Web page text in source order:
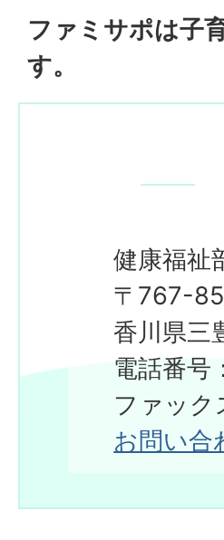
ファミサポは子
す。
健康福
〒767-
香川県三
電話番
ファッ
お問い合